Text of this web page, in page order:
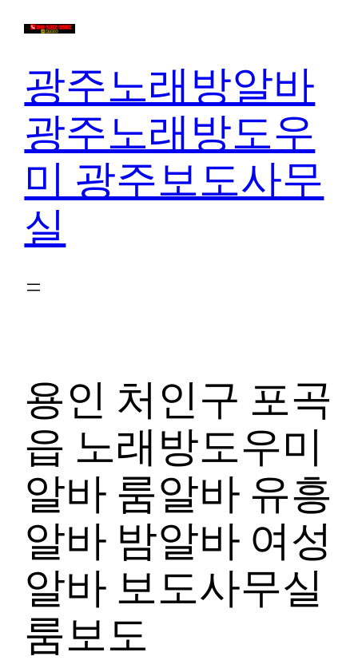
광주노래방알바
광주노래방도우
미 광주보도사무
실
용인 처인구 포곡
읍 노래방도우미
알바 룸알바 유흥
알바 밤알바 여성
알바 보도사무실
룸보도